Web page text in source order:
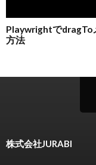
株式会社JURABI